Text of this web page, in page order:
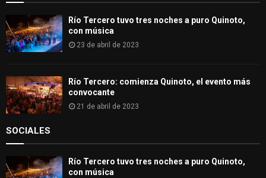
H
Río Tercero tuvo tres noches a puro Quinoto,
con música
23 de abril de 2023
Río Tercero: comienza Quinoto, el evento más
convocante
21 de abril de 2023
SOCIALES
Río Tercero tuvo tres noches a puro Quinoto,
con música